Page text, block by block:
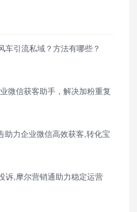
车引流私域？方法有哪些？
微信获客助手，解决加粉重复
助力企业微信高效获客,转化宝
诉,摩尔营销通助力稳定运营